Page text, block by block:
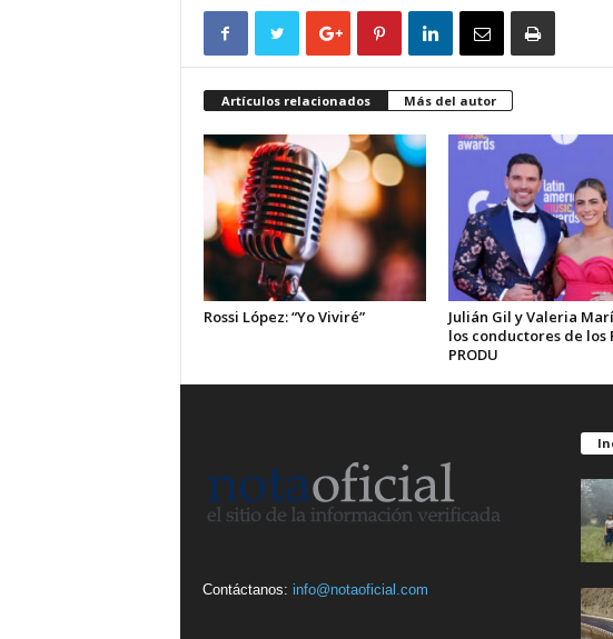
Artículos relacionados Más del autor
Rossi López: “Yo Viviré”
Julián Gil y Valeria
los conductores de los
PRODU
Contáctanos: info@notaoficial.com